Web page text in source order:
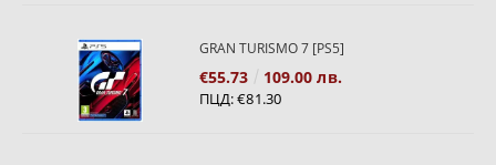
GRAN TURISMO 7 [PS5]
€55.73 109.00 лв.
ПЦД:€81.30